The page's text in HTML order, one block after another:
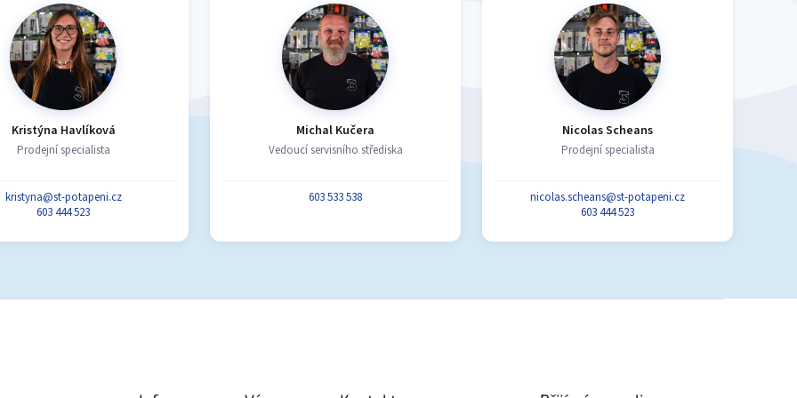
Kristýna Havlíková
Prodejní specialista
kristyna@st-potapeni.cz
603 444 523
Michal Kučera
Vedoucí servisního střediska
603 533 538
Nicolas Scheans
Prodejní specialista
nicolas.scheans@st-potapeni.cz
603 444 523